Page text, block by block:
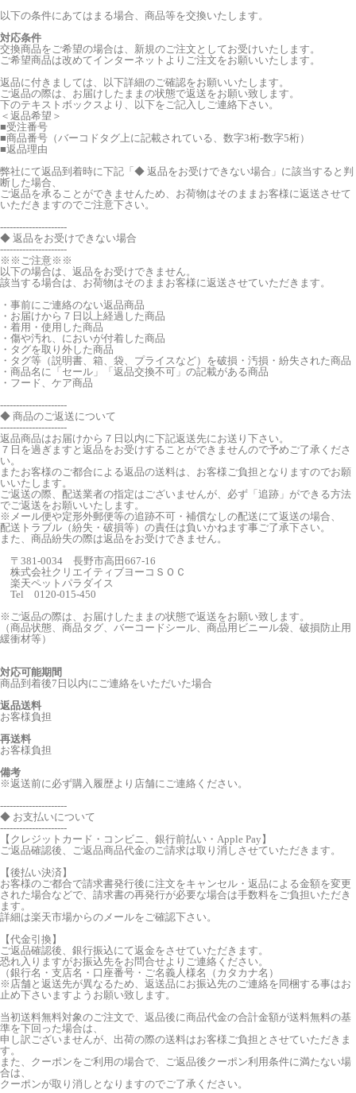
以下の条件にあてはまる場合、商品等を交換いたします。
対応条件
交換商品をご希望の場合は、新規のご注文としてお受けいたします。
ご希望商品は改めてインターネットよりご注文をお願いいたします。
返品に付きましては、以下詳細のご確認をお願いいたします。
ご返品の際は、お届けしたままの状態で返送をお願い致します。
下のテキストボックスより、以下をご記入しご連絡下さい。
＜返品希望＞
■受注番号
■商品番号（バーコドタグ上に記載されている、数字3桁‐数字5桁）
■返品理由
弊社にて返品到着時に下記「◆ 返品をお受けできない場合」に該当すると判
断した場合、
ご返品を承ることができませんため、お荷物はそのままお客様に返送させて
いただきますのでご注意下さい。
---------------------
◆ 返品をお受けできない場合
---------------------
※※ご注意※※
以下の場合は、返品をお受けできません。
該当する場合は、お荷物はそのままお客様に返送させていただきます。
・事前にご連絡のない返品商品
・お届けから７日以上経過した商品
・着用・使用した商品
・傷や汚れ、においが付着した商品
・タグを取り外した商品
・タグ等（説明書、箱、袋、プライスなど）を破損・汚損・紛失された商品
・商品名に「セール」「返品交換不可」の記載がある商品
・フード、ケア商品
---------------------
◆ 商品のご返送について
---------------------
返品商品はお届けから７日以内に下記返送先にお送り下さい。
７日を過ぎますと返品をお受けすることができませんので予めご了承くださ
い。
またお客様のご都合による返品の送料は、お客様ご負担となりますのでお願
いいたします。
ご返送の際、配送業者の指定はございませんが、必ず「追跡」ができる方法
でご返送をお願いいたします。
※メール便や定形外郵便等の追跡不可・補償なしの配送にて返送の場合、
配送トラブル（紛失・破損等）の責任は負いかねます事ご了承下さい。
また、商品紛失の際は返品をお受けできません。
〒381-0034 長野市高田667-16
株式会社クリエイティブヨーコＳＯＣ
楽天ペットパラダイス
Tel 0120-015-450
※ご返品の際は、お届けしたままの状態で返送をお願い致します。
（商品状態、商品タグ、バーコードシール、商品用ビニール袋、破損防止用
緩衝材等）
対応可能期間
商品到着後7日以内にご連絡をいただいた場合
返品送料
お客様負担
再送料
お客様負担
備考
※返送前に必ず購入履歴より店舗にご連絡ください。
---------------------
◆ お支払いについて
---------------------
【クレジットカード・コンビニ、銀行前払い・Apple Pay】
ご返品確認後、ご返品商品代金のご請求は取り消しさせていただきます。
【後払い決済】
お客様のご都合で請求書発行後に注文をキャンセル・返品による金額を変更
された場合などで、請求書の再発行が必要な場合は手数料をご負担いただき
ます。
詳細は楽天市場からのメールをご確認下さい。
【代金引換】
ご返品確認後、銀行振込にて返金をさせていただきます。
恐れ入りますがお振込先をお問合せよりご連絡ください。
（銀行名・支店名・口座番号・ご名義人様名（カタカナ名）
※店舗と返送先が異なるため、返送品にお振込先のご連絡を同梱する事はお
止め下さいますようお願い致します。
当初送料無料対象のご注文で、返品後に商品代金の合計金額が送料無料の基
準を下回った場合は、
申し訳ございませんが、出荷の際の送料はお客様ご負担とさせていただきま
す。
また、クーポンをご利用の場合で、ご返品後クーポン利用条件に満たない場
合は、
クーポンが取り消しとなりますのでご了承ください。